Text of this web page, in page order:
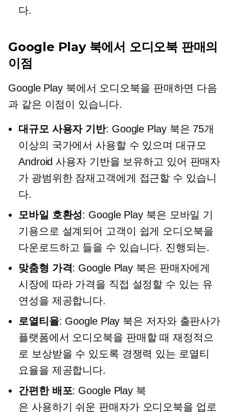
다.
Google Play 북에서 오디오북 판매의
이점
Google Play 북에서 오디오북을 판매하면 다음
과 같은 이점이 있습니다.
대규모 사용자 기반: Google Play 북은 75개
이상의 국가에서 사용할 수 있으며 대규모
Android 사용자 기반을 보유하고 있어 판매자
가 광범위한 잠재고객에게 접근할 수 있습니
다.
모바일 호환성: Google Play 북은 모바일 기
기용으로 설계되어 고객이 쉽게 오디오북을
다운로드하고 들을 수 있습니다. 진행되는.
맞춤형 가격: Google Play 북은 판매자에게
시장에 따라 가격을 직접 설정할 수 있는 유
연성을 제공합니다.
로열티율: Google Play 북은 저자와 출판사가
플랫폼에서 오디오북을 판매할 때 재정적으
로 보상받을 수 있도록 경쟁력 있는 로열티
요율을 제공합니다.
간편한 배포: Google Play 북
은 사용하기 쉬운 판매자가 오디오북을 업로